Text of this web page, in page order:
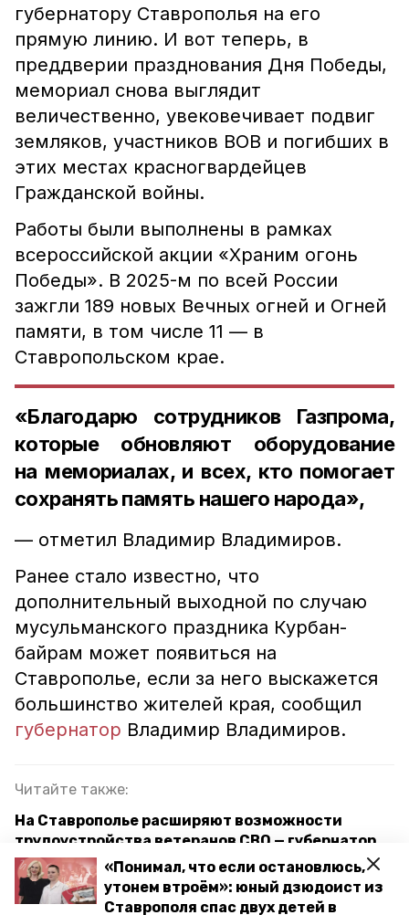
«Понимал, что если остановлюсь,
утонем втроём»: юный дзюдоист из
Ставрополя спас двух детей в
губернатору Ставрополья на его
прямую линию. И вот теперь, в
преддверии празднования Дня Победы,
мемориал снова выглядит
величественно, увековечивает подвиг
земляков, участников ВОВ и погибших в
этих местах красногвардейцев
Гражданской войны.
Работы были выполнены в рамках
всероссийской акции «Храним огонь
Победы». В 2025-м по всей России
зажгли 189 новых Вечных огней и Огней
памяти, в том числе 11 — в
Ставропольском крае.
«Благодарю сотрудников Газпрома,
которые обновляют оборудование
на мемориалах, и всех, кто помогает
сохранять память нашего народа»,
— отметил Владимир Владимиров.
Ранее стало известно, что
дополнительный выходной по случаю
мусульманского праздника Курбан-
байрам может появиться на
Ставрополье, если за него выскажется
большинство жителей края, сообщил
губернатор Владимир Владимиров.
Читайте также:
На Ставрополье расширяют возможности
трудоустройства ветеранов СВО — губернатор
Лидеров профсоюзного движения наградили в
Ставрополе